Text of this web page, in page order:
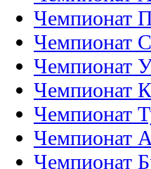
Чемпионат
Чемпионат
Чемпионат
Чемпионат
Чемпионат
Чемпионат
Чемпионат